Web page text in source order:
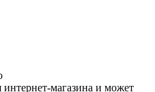
интернет-магазина и может